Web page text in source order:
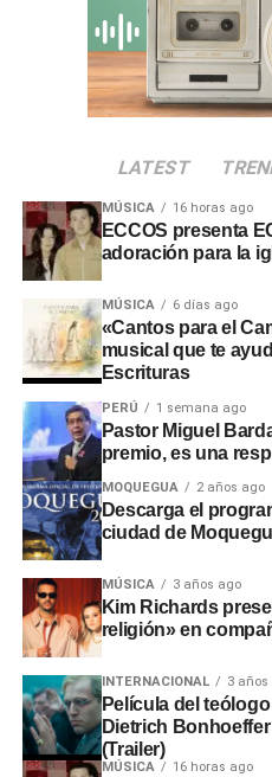
A solicitud de la propia
quedó fijada para el
. La propuesta
gubernamental.
El evento oficial contará con
nivel nacionalpara facilitar
desde distintas regiones. Con
comunidad evangélica
oraciones por la gestión de
LATEST
MÚSICA 16 horas ago
ECCOS presenta
adoración para la
MÚSICA 6 días ago
«Cantos para el
musical que te
Escrituras
PERÚ 1 semana ago
Pastor Miguel
premio, es una
MOQUEGUA 2 años ago
Descarga el
ciudad de
MÚSICA 3 años ago
Kim Richards
religión» en
INTERNACIONAL 3 años
Película del
Dietrich
(Trailer)
MÚSICA 16 horas ago